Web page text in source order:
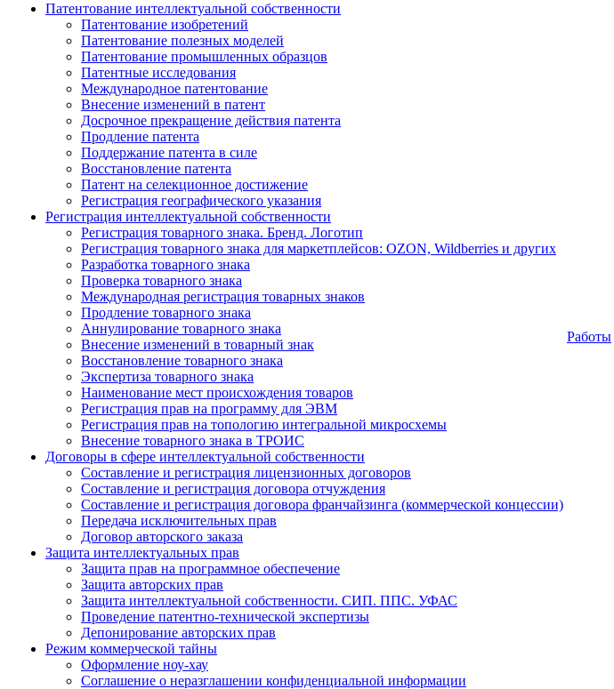
Патентование интеллектуальной собственности
Патентование изобретений
Патентование полезных моделей
Патентование промышленных образцов
Патентные исследования
Международное патентование
Внесение изменений в патент
Досрочное прекращение действия патента
Продление патента
Поддержание патента в силе
Восстановление патента
Патент на селекционное достижение
Регистрация географического указания
Регистрация интеллектуальной собственности
Регистрация товарного знака. Бренд. Логотип
Регистрация товарного знака для маркетплейсов: OZON, Wildberries и других
Разработка товарного знака
Проверка товарного знака
Международная регистрация товарных знаков
Продление товарного знака
Аннулирование товарного знака
Внесение изменений в товарный знак
Восстановление товарного знака
Экспертиза товарного знака
Наименование мест происхождения товаров
Регистрация прав на программу для ЭВМ
Регистрация прав на топологию интегральной микросхемы
Внесение товарного знака в ТРОИС
Договоры в сфере интеллектуальной собственности
Составление и регистрация лицензионных договоров
Составление и регистрация договора отчуждения
Составление и регистрация договора франчайзинга (коммерческой концессии)
Передача исключительных прав
Договор авторского заказа
Защита интеллектуальных прав
Защита прав на программное обеспечение
Защита авторских прав
Защита интеллектуальной собственности. СИП. ППС. УФАС
Проведение патентно-технической экспертизы
Депонирование авторских прав
Режим коммерческой тайны
Оформление ноу-хау
Соглашение о неразглашении конфиденциальной информации
Работы